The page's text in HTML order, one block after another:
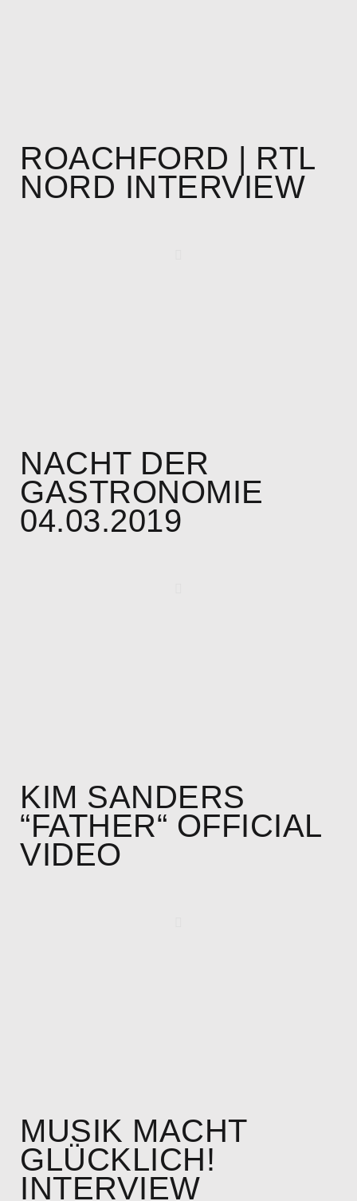
ROACHFORD | RTL
NORD INTERVIEW
NACHT DER
GASTRONOMIE
04.03.2019
KIM SANDERS
“FATHER“ OFFICIAL
VIDEO
MUSIK MACHT
GLÜCKLICH!
INTERVIEW